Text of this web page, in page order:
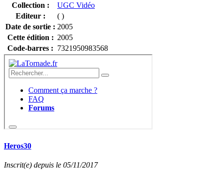
Collection :
UGC Vidéo
Editeur :
( )
Date de sortie : 2005
Cette édition : 2005
Code-barres : 7321950983568
Heros30
Inscrit(e) depuis le 05/11/2017